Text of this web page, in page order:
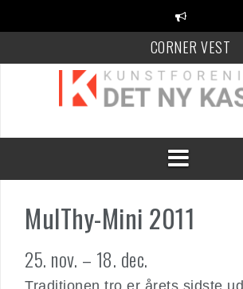
CORNER VEST
KANT Festival
100 Danske
MulThy-Mini 2011
25. nov. – 18. dec.
Traditionen tro er årets sidste